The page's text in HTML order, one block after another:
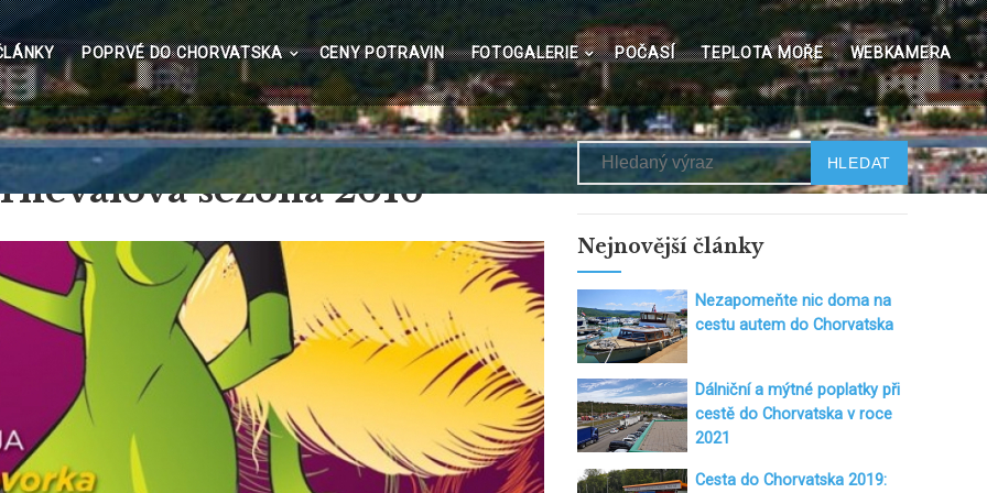
POPRVÉ DO CHORVATSKA CENY POTRAVIN FOTOGALERIE POČASÍ TEPLOTA MOŘE WEBKAMERA
sezona 2016
Hledat
Nejnovější články
Nezapomeňte nic doma na
cestu autem do Chorvatska
Dálniční a mýtné poplatky při
cestě do Chorvatska v roce
2021
Cesta do Chorvatska 2019: